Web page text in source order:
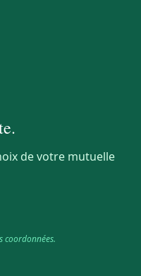
.
de votre mutuelle
coordonnées.